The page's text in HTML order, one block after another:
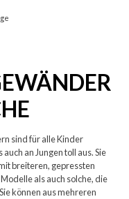
sind für alle Kinder
an Jungen toll aus. Sie
breiteren, gepressten
als auch solche, die
können aus mehreren